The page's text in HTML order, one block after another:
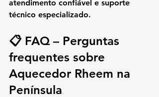
atendimento confiável e suporte
técnico especializado.
📋 FAQ – Perguntas
frequentes sobre
Aquecedor Rheem na
Península